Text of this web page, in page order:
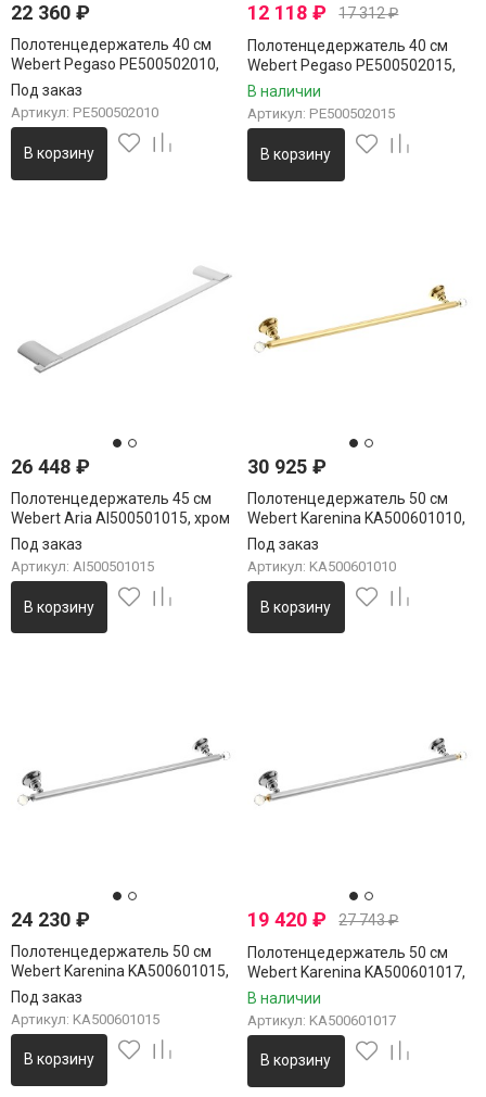
22 360 ₽
Полотенцедержатель 40 см
Webert Pegaso PE500502010,
золото
Под заказ
Артикул: PE500502010
В корзину
12 118₽ 17 312₽
Полотенцедержатель 40 см
Webert Pegaso PE500502015,
хром
В наличии
Артикул: PE500502015
В корзину
26 448 ₽
Полотенцедержатель 45 см
Webert Aria AI500501015, хром
Под заказ
Артикул: AI500501015
В корзину
30 925₽
Полотенцедержатель 50 см
Webert Karenina KA500601010,
золото
Под заказ
Артикул: KA500601010
В корзину
24 230 ₽
Полотенцедержатель 50 см
Webert Karenina KA500601015,
хром
Под заказ
Артикул: KA500601015
В корзину
19 420₽ 27 743₽
Полотенцедержатель 50 см
Webert Karenina KA500601017,
хром/золото
В наличии
Артикул: KA500601017
В корзину